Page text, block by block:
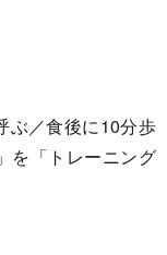
ぶ／食後に10分歩
を「トレーニング